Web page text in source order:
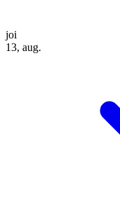
joi
13, aug.